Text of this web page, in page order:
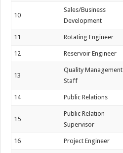
10
Sales/Business
Development
11 Rotating Engineer
12 Reservoir Engineer
13
Quality Management
Staff
14 Public Relations
15
Public Relation
Supervisor
16 Project Engineer